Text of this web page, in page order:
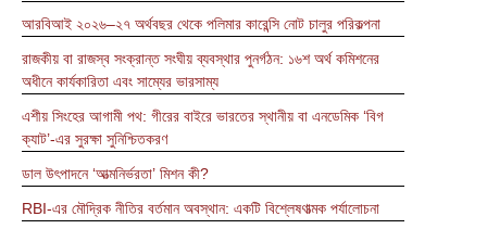
আরবিআই ২০২৬–২৭ অর্থবছর থেকে পলিমার কারেন্সি নোট চালুর পরিকল্পনা
রাজকীয় বা রাজস্ব সংক্রান্ত সংঘীয় ব্যবস্থার পুনর্গঠন: ১৬শ অর্থ কমিশনের
অধীনে কার্যকারিতা এবং সাম্যের ভারসাম্য
এশীয় সিংহের আগামী পথ: গীরের বাইরে ভারতের স্থানীয় বা এনডেমিক ‘বিগ
ক্যাট’-এর সুরক্ষা সুনিশ্চিতকরণ
ডাল উৎপাদনে ‘আত্মনির্ভরতা’ মিশন কী?
RBI-এর মৌদ্রিক নীতির বর্তমান অবস্থান: একটি বিশ্লেষণাত্মক পর্যালোচনা